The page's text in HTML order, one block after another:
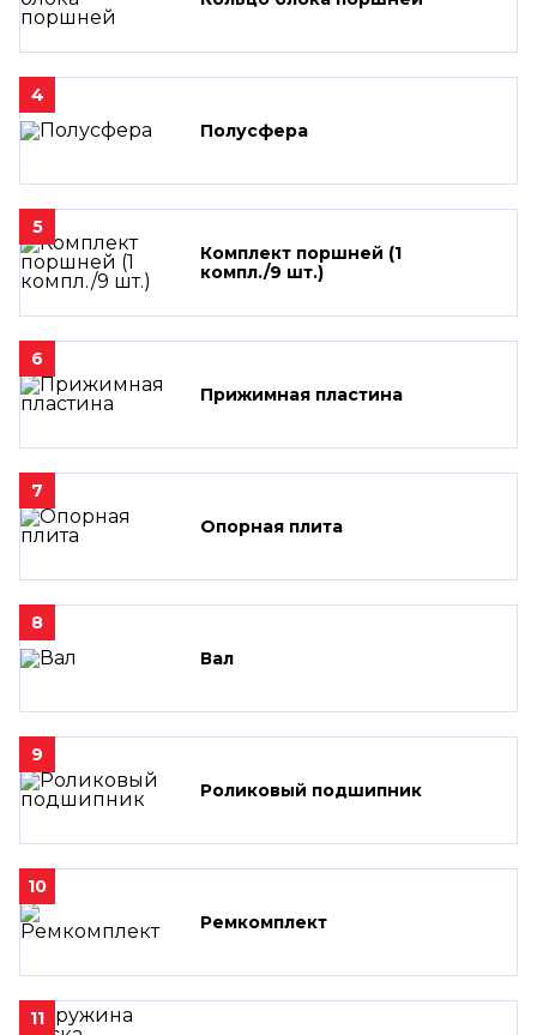
4
Полусфера
5
Комплект поршней (1
компл./9 шт.)
6
Прижимная пластина
7
Опорная плита
8
Вал
9
Роликовый подшипник
10
Ремкомплект
11